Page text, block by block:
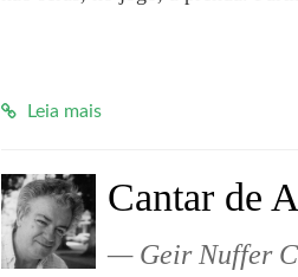
Leia mais
Cantar de
Geir Nuffer